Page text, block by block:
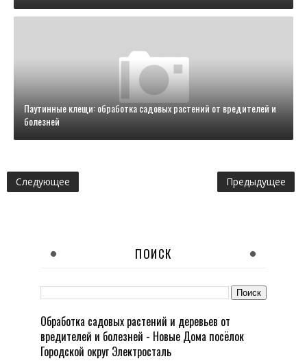
Паутинные клещи: обработка садовых растений от вредителей и
болезней
Следующее Предыдущее
ПОИСК
Обработка садовых растений и деревьев от
вредителей и болезней - Новые Дома посёлок
Городской округ Электросталь